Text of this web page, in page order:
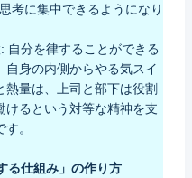
考に集中できるようになり
自分を律することができる
自身の内側からやる気スイ
熱量は、上司と部下は役割
けるという対等な精神を支
。
る仕組み」の作り方